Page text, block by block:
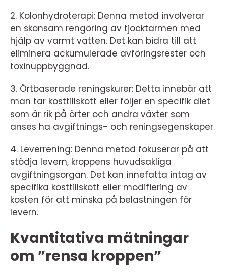
2. Kolonhydroterapi: Denna metod involverar
en skonsam rengöring av tjocktarmen med
hjälp av varmt vatten. Det kan bidra till att
eliminera ackumulerade avföringsrester och
toxinuppbyggnad.
3. Örtbaserade reningskurer: Detta innebär att
man tar kosttillskott eller följer en specifik diet
som är rik på örter och andra växter som
anses ha avgiftnings- och reningsegenskaper.
4. Leverrening: Denna metod fokuserar på att
stödja levern, kroppens huvudsakliga
avgiftningsorgan. Det kan innefatta intag av
specifika kosttillskott eller modifiering av
kosten för att minska på belastningen för
levern.
Kvantitativa mätningar
om ”rensa kroppen”